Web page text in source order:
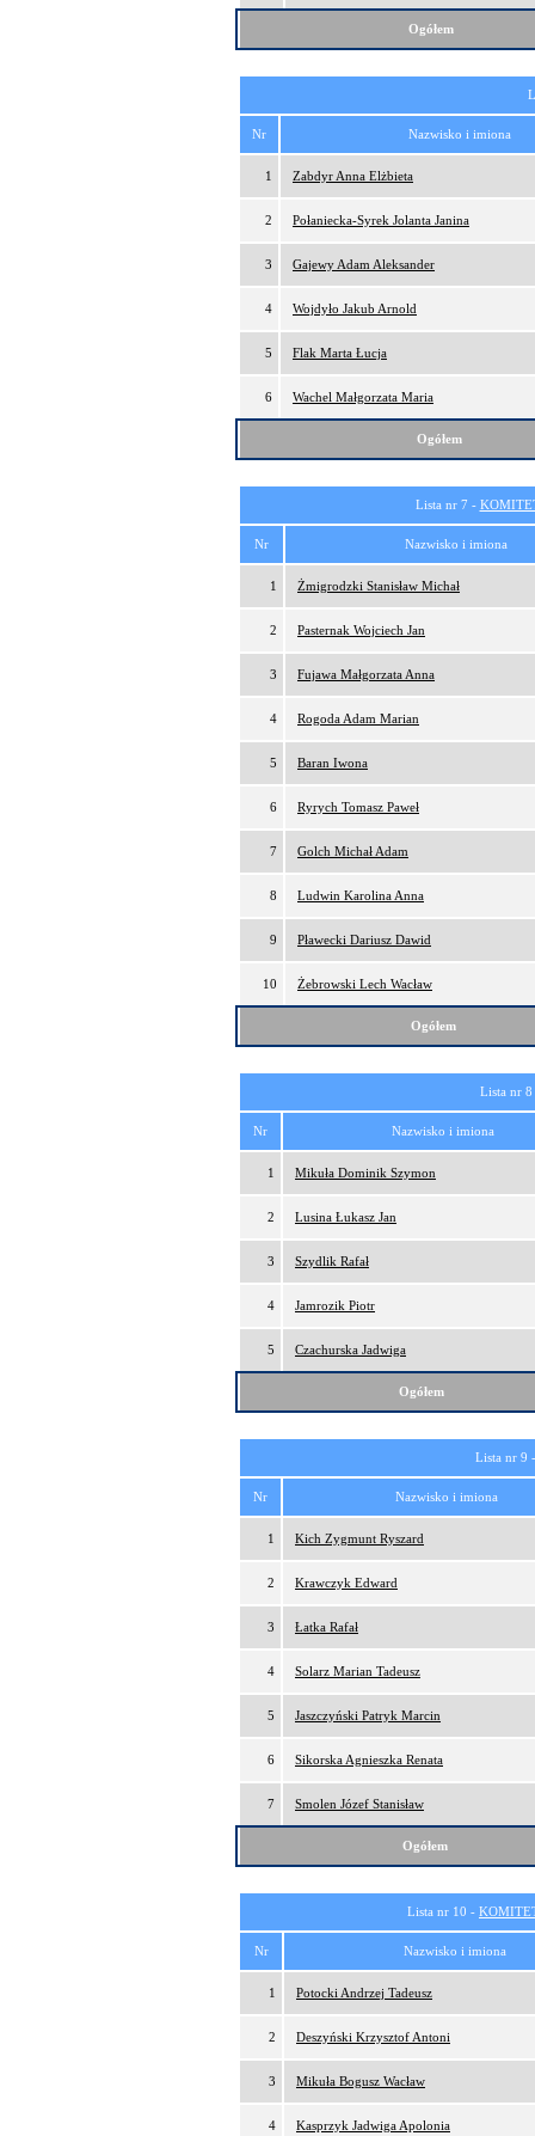
Ogółem
Nr Nazwisko i imiona
1 Zabdyr Anna Elżbieta
2 Połaniecka-Syrek Jolanta Janina
3 Gajewy Adam Aleksander
4 Wojdyło Jakub Arnold
5 Flak Marta Łucja
6 Wachel Małgorzata Maria
Ogółem
Lista nr 7 -
Nr Nazwisko i imiona
1 Żmigrodzki Stanisław Michał
2 Pasternak Wojciech Jan
3 Fujawa Małgorzata Anna
4 Rogoda Adam Marian
5 Baran Iwona
6 Ryrych Tomasz Paweł
7 Golch Michał Adam
8 Ludwin Karolina Anna
9 Pławecki Dariusz Dawid
10 Żebrowski Lech Wacław
Ogółem
Lista nr
Nr Nazwisko i imiona
1 Mikuła Dominik Szymon
2 Lusina Łukasz Jan
3 Szydlik Rafał
4 Jamrozik Piotr
5 Czachurska Jadwiga
Ogółem
Lista nr 9
Nr Nazwisko i imiona
1 Kich Zygmunt Ryszard
2 Krawczyk Edward
3 Łatka Rafał
4 Solarz Marian Tadeusz
5 Jaszczyński Patryk Marcin
6 Sikorska Agnieszka Renata
7 Smolen Józef Stanisław
Ogółem
Lista nr 10 -
Nr Nazwisko i imiona
1 Potocki Andrzej Tadeusz
2 Deszyński Krzysztof Antoni
3 Mikuła Bogusz Wacław
4 Kasprzyk Jadwiga Apolonia